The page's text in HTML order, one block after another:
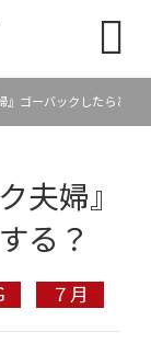

』ゴーバックしたらどう
夫婦』
る？
７月